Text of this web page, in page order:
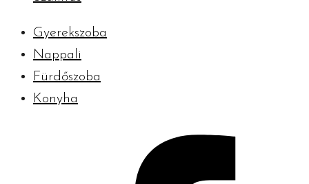
Gyerekszoba
Nappali
Fürdőszoba
Konyha